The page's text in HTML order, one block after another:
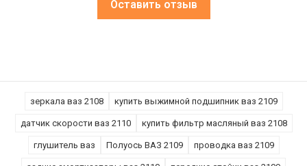
Оставить отзыв
зеркала ваз 2108 купить выжимной подшипник ваз 2109
датчик скорости ваз 2110 купить фильтр масляный ваз 2108
глушитель ваз Полуось ВАЗ 2109 проводка ваз 2109